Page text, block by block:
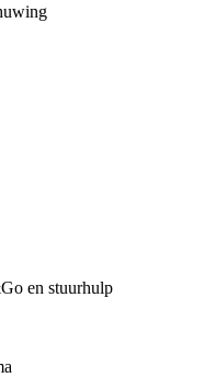
en stuurhulp